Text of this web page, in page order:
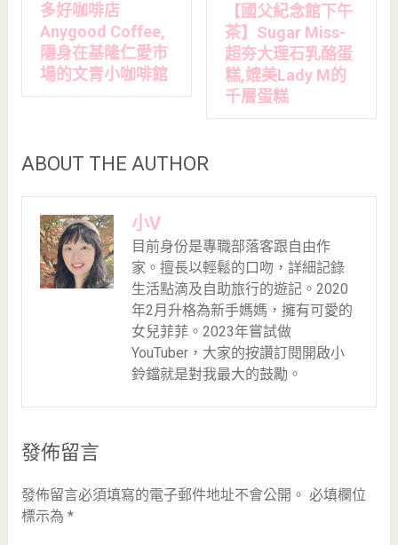
多好咖啡店
Anygood Coffee,
隱身在基隆仁愛市
場的文青小咖啡館
【國父紀念館下午
茶】Sugar Miss-
超夯大理石乳酪蛋
糕,媲美Lady M的
千層蛋糕
ABOUT THE AUTHOR
小V
目前身份是專職部落客跟自由作
家。擅長以輕鬆的口吻，詳細記錄
生活點滴及自助旅行的遊記。2020
年2月升格為新手媽媽，擁有可愛的
女兒菲菲。2023年嘗試做
YouTuber，大家的按讚訂閱開啟小
鈴鐺就是對我最大的鼓勵。
發佈留言
發佈留言必須填寫的電子郵件地址不會公開。 必填欄位
標示為 *